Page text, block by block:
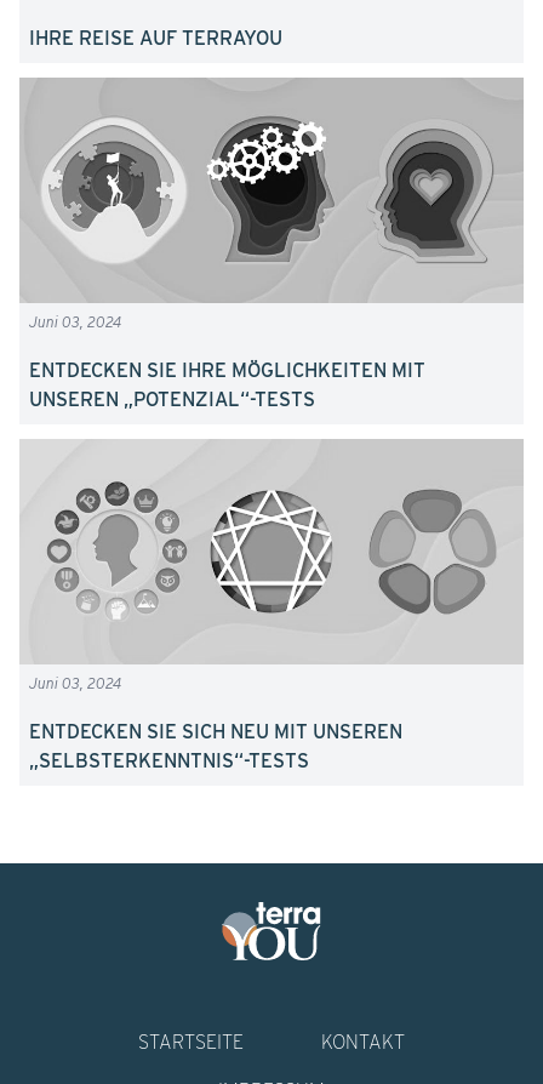
IHRE REISE AUF TERRAYOU
Juni 03, 2024
ENTDECKEN SIE IHRE MÖGLICHKEITEN MIT
UNSEREN „POTENZIAL“-TESTS
Juni 03, 2024
ENTDECKEN SIE SICH NEU MIT UNSEREN
„SELBSTERKENNTNIS“-TESTS
STARTSEITE KONTAKT